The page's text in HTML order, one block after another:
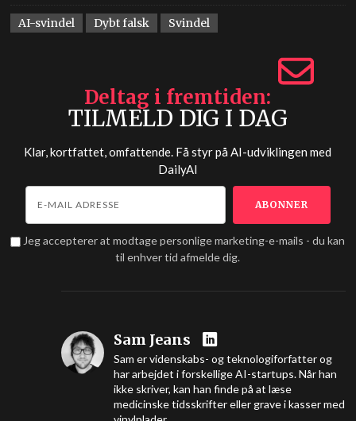
AI-svindel Dybt falsk Svindel
Deltag i fremtiden
TILMELD DIG I DAG
Klar, kortfattet, omfattende. Få styr på AI-udviklingen med
DailyAI
Jeg accepterer at modtage personlige marketing-e-mails - du kan
til enhver tid afmelde dig.
Sam Jeans
Sam er videnskabs- og teknologiforfatter og
har arbejdet i forskellige AI-startups. Når han
ikke skriver, kan han finde på at læse
medicinske tidsskrifter eller grave i kasser med